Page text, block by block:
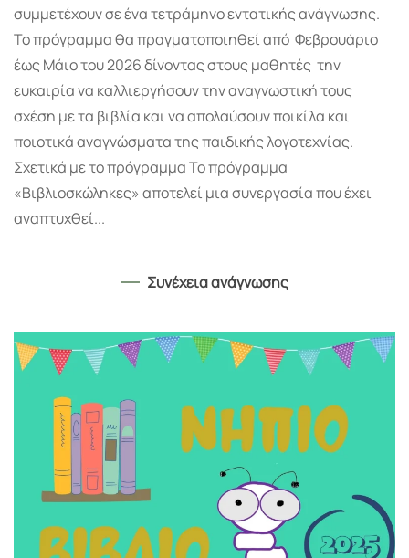
συμμετέχουν σε ένα τετράμηνο εντατικής ανάγνωσης.
Το πρόγραμμα θα πραγματοποιηθεί από Φεβρουάριο
έως Μάιο του 2026 δίνοντας στους μαθητές την
ευκαιρία να καλλιεργήσουν την αναγνωστική τους
σχέση με τα βιβλία και να απολαύσουν ποικίλα και
ποιοτικά αναγνώσματα της παιδικής λογοτεχνίας.
Σχετικά με το πρόγραμμα Το πρόγραμμα
«Βιβλιοσκώληκες» αποτελεί μια συνεργασία που έχει
αναπτυχθεί...
Συνέχεια ανάγνωσης